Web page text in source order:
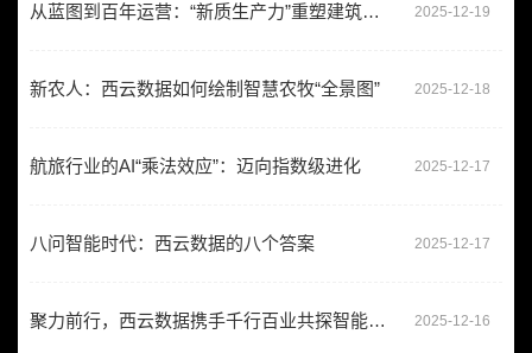
从蓝图到百年运营：“新质生产力”重塑建筑地产全生命周期 2025-12-19
新农人：西云数据如何绘制智慧农牧“全景图” 2025-12-18
航旅行业的AI“乘法效应”：迈向指数级进化 2025-12-17
八问智能时代：西云数据的八个答案 2025-12-17
聚力前行，西云数据携手千行百业共探智能化新路径 2025-12-16